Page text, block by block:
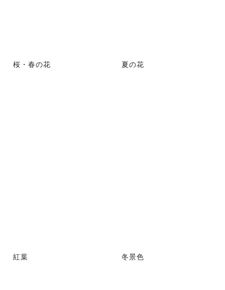
桜・春の花 夏の花
紅葉 冬景色